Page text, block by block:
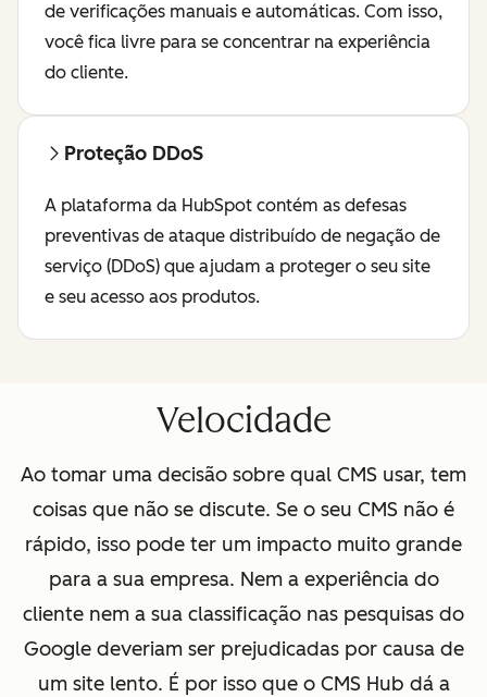
de verificações manuais e automáticas. Com isso,
você fica livre para se concentrar na experiência
do cliente.
Proteção DDoS
A plataforma da HubSpot contém as defesas
preventivas de ataque distribuído de negação de
serviço (DDoS) que ajudam a proteger o seu site
e seu acesso aos produtos.
Velocidade
Ao tomar uma decisão sobre qual CMS usar, tem
coisas que não se discute. Se o seu CMS não é
rápido, isso pode ter um impacto muito grande
para a sua empresa. Nem a experiência do
cliente nem a sua classificação nas pesquisas do
Google deveriam ser prejudicadas por causa de
um site lento. É por isso que o CMS Hub dá a